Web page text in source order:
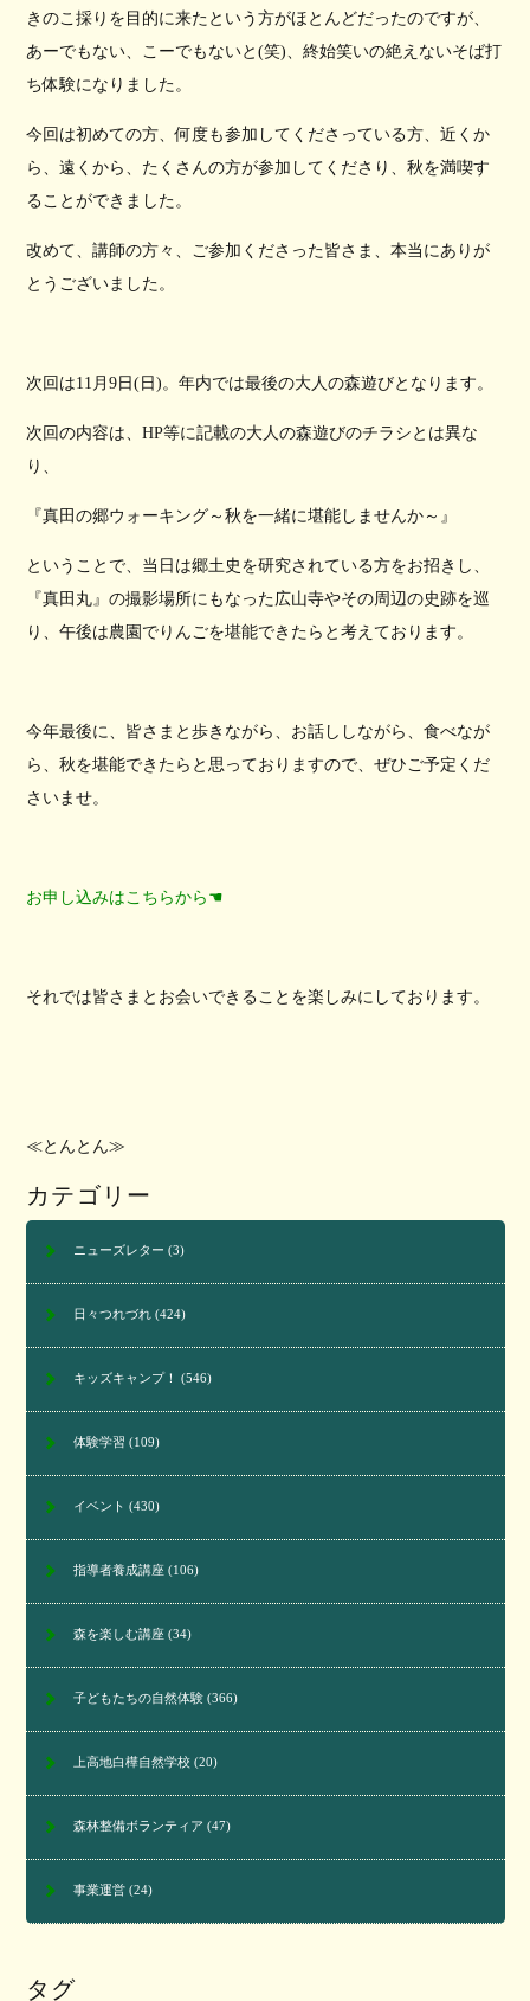
きのこ採りを目的に来たという方がほとんどだったのですが、
あーでもない、こーでもないと(笑)、終始笑いの絶えないそば打
ち体験になりました。
今回は初めての方、何度も参加してくださっている方、近くか
ら、遠くから、たくさんの方が参加してくださり、秋を満喫す
ることができました。
改めて、講師の方々、ご参加くださった皆さま、本当にありが
とうございました。
次回は11月9日(日)。年内では最後の大人の森遊びとなります。
次回の内容は、HP等に記載の大人の森遊びのチラシとは異な
り、
『真田の郷ウォーキング～秋を一緒に堪能しませんか～』
ということで、当日は郷土史を研究されている方をお招きし、
『真田丸』の撮影場所にもなった広山寺やその周辺の史跡を巡
り、午後は農園でりんごを堪能できたらと考えております。
今年最後に、皆さまと歩きながら、お話ししながら、食べなが
ら、秋を堪能できたらと思っておりますので、ぜひご予定くだ
さいませ。
お申し込みはこちらから☚
それでは皆さまとお会いできることを楽しみにしております。
≪とんとん≫
カテゴリー
ニューズレター (3)
日々つれづれ(424)
キッズキャンプ！ (546)
体験学習 (109)
イベント (430)
指導者養成講座(106)
森を楽しむ講座(34)
子どもたちの自然体験(366)
上高地白樺自然学校(20)
森林整備ボランティア (47)
事業運営(24)
タグ